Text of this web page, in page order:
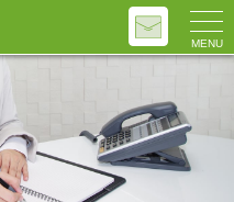
MENU